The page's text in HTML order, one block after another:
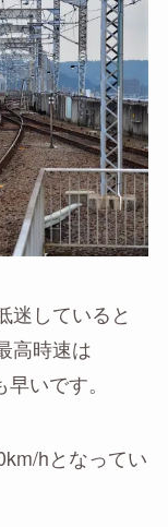
迷していると
高時速は
いです。
hとなってい